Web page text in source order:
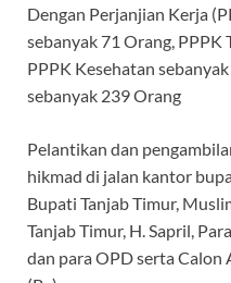
Dengan Perjanjian Kerja
sebanyak 71 Orang, PPPK
PPPK Kesehatan
sebanyak 239 Orang
Pelantikan dan
hikmad di jalan kantor
Bupati Tanjab Timur,
Tanjab Timur, H. Sapril,
dan para OPD serta Calon